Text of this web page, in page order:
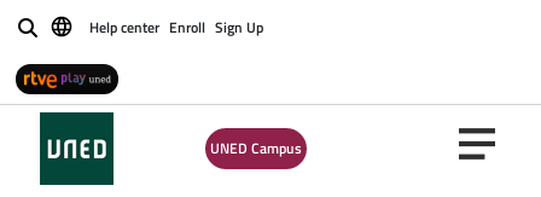
BuscarHelp center Enroll Sign Up
UNED Campus
INTEGRACIÓN Y
REHABILITACIÓN DE